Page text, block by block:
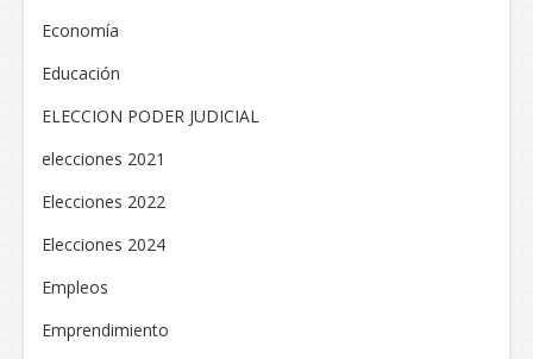
Economía
Educación
ELECCION PODER JUDICIAL
elecciones 2021
Elecciones 2022
Elecciones 2024
Empleos
Emprendimiento